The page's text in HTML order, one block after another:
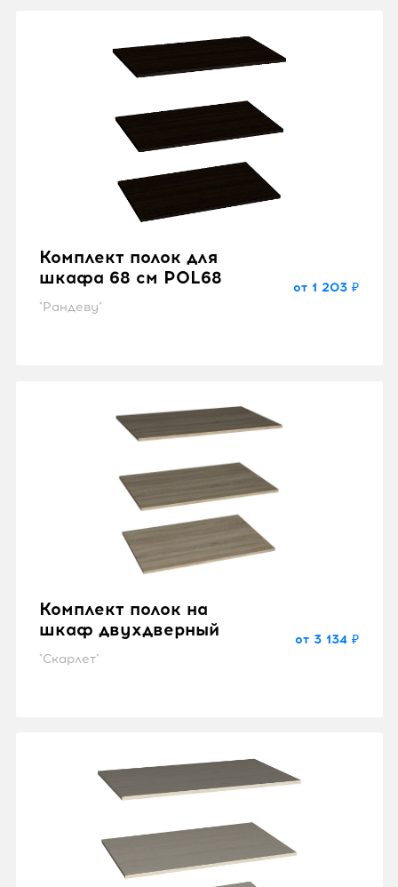
Комплект полок для
шкафа 68 см POL68
"Рандеву"
от 1 203 ₽
Комплект полок на
шкаф двухдверный
"Скарлет"
от 3 134 ₽